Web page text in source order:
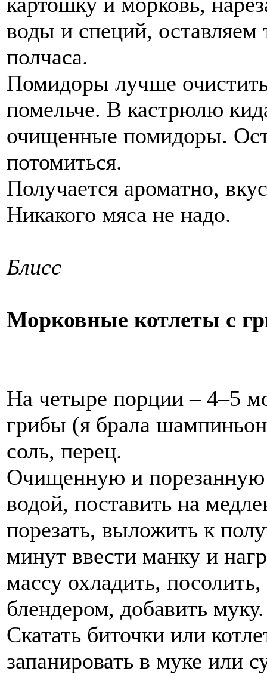
воды и специй, оставляем
полчаса.
Помидоры лучше
помельче. В кастрюлю
очищенные помидоры.
потомиться.
Получается ароматно,
Никакого мяса не надо.
Блисс
Морковные котлеты с
На четыре порции – 4–5
грибы (я брала
соль, перец.
Очищенную и порезанную
водой, поставить на
порезать, выложить к
минут ввести манку и
массу охладить,
блендером, добавить муку.
Скатать биточки или
запанировать в муке или